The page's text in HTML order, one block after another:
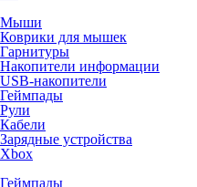
Мыши
Коврики для мышек
Гарнитуры
Накопители информации
USB-накопители
Геймпады
Рули
Кабели
Зарядные устройства
Xbox
Геймпады